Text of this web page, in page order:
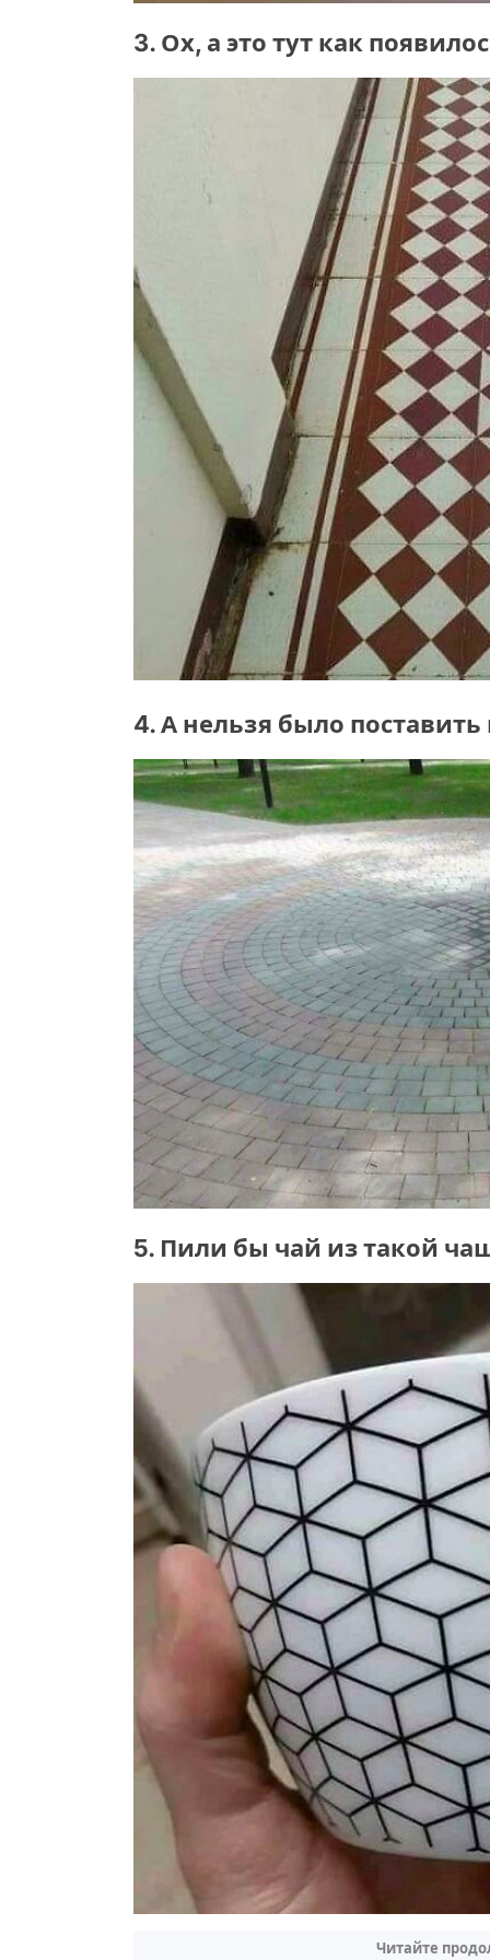
3. Ох, а это тут как
4. А нельзя было
5. Пили бы чай из такой
Читайте